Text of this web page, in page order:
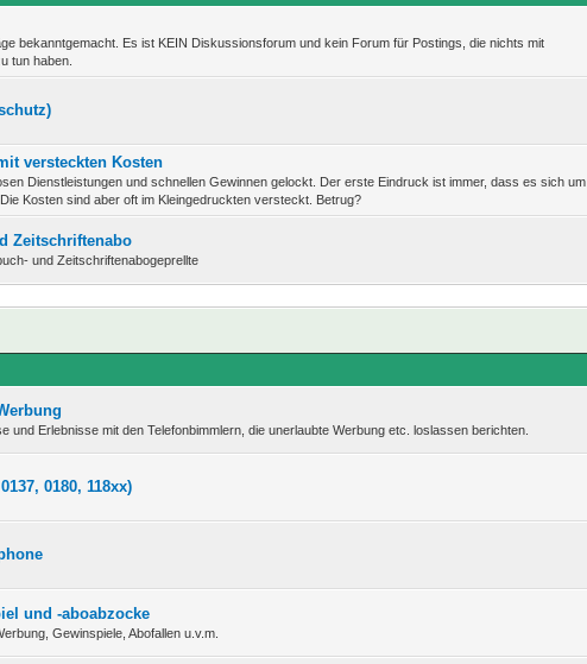
bekanntgemacht. Es ist KEIN Diskussionsforum und kein Forum für Postings, die nichts mit
tun haben.
versteckten Kosten
Dienstleistungen und schnellen Gewinnen gelockt. Der erste Eindruck ist immer, dass es sich um
Kosten sind aber oft im Kleingedruckten versteckt. Betrug?
Zeitschriftenabo
und Zeitschriftenabogeprellte
und Erlebnisse mit den Telefonbimmlern, die unerlaubte Werbung etc. loslassen berichten.
0180, 118xx)
und -aboabzocke
Gewinspiele, Abofallen u.v.m.